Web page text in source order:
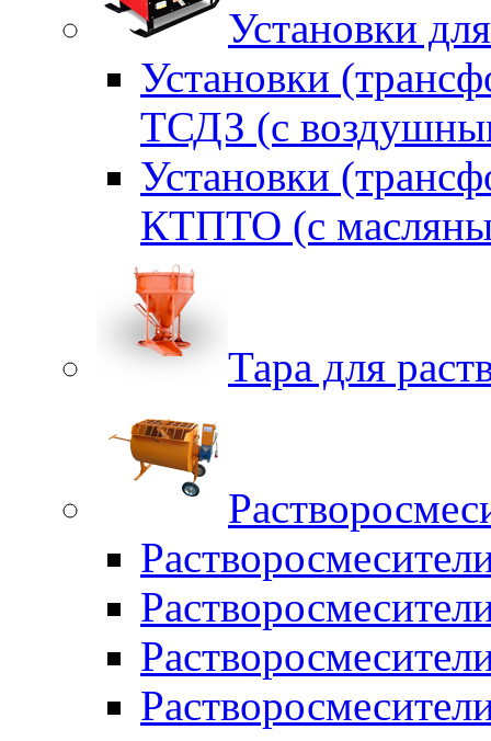
Установки
Установки
ТСДЗ (c
Установки
КТПТО (c
Тара для